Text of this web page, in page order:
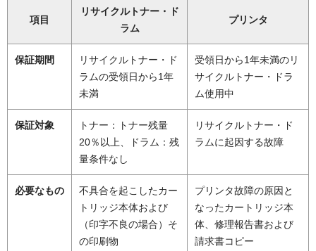
項目
リサイクルトナー・ド
ラム
プリンタ
保証期間
リサイクルトナー・ド
ラムの受領日から1年
未満
受領日から1年未満のリ
サイクルトナー・ドラ
ム使用中
保証対象
トナー：トナー残量
20％以上、ドラム：残
量条件なし
リサイクルトナー・ド
ラムに起因する故障
必要なもの
不具合を起こしたカー
トリッジ本体および
（印字不良の場合）そ
の印刷物
プリンタ故障の原因と
なったカートリッジ本
体、修理報告書および
請求書コピー